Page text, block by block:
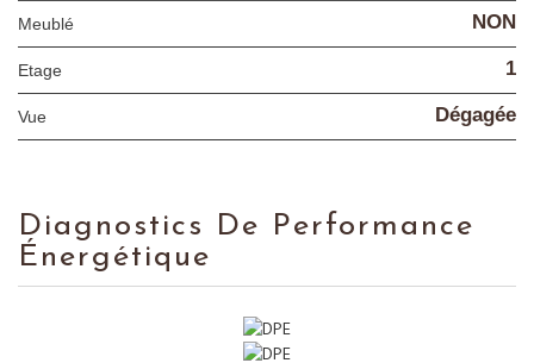
Meublé NON
Etage 1
Vue Dégagée
Diagnostics De Performance
Énergétique